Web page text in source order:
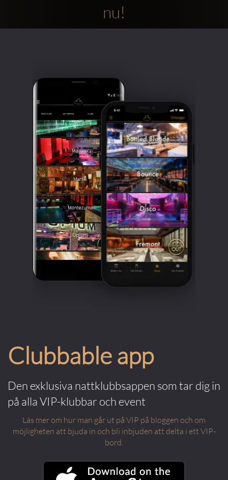
nu!
Clubbable app
Den exklusiva nattklubbsappen som tar dig in
på alla VIP-klubbar och event
Läs mer om hur man går ut på VIP på bloggen och om
möjligheten att bjuda in och bli inbjuden att delta i ett VIP-
bord.